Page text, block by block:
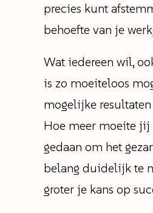
precies kunt
behoefte van je
Wat iedereen wil,
is zo moeiteloos
mogelijke
Hoe meer moeite
gedaan om het
belang duidelijk te
groter je kans op